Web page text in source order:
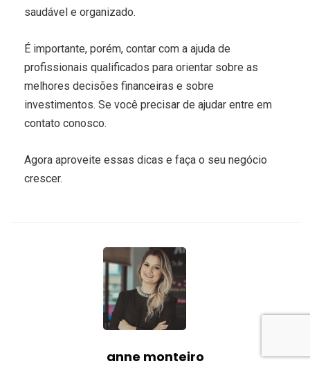
saudável e organizado.
É importante, porém, contar com a ajuda de
profissionais qualificados para orientar sobre as
melhores decisões financeiras e sobre
investimentos. Se você precisar de ajudar entre em
contato conosco.
Agora aproveite essas dicas e faça o seu negócio
crescer.
anne monteiro